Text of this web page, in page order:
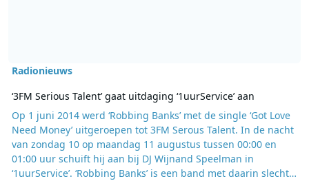
Radionieuws
‘3FM Serious Talent’ gaat uitdaging ‘1uurService’ aan
Op 1 juni 2014 werd ‘Robbing Banks’ met de single ‘Got Love
Need Money’ uitgeroepen tot 3FM Serous Talent. In de nacht
van zondag 10 op maandag 11 augustus tussen 00:00 en
01:00 uur schuift hij aan bij DJ Wijnand Speelman in
‘1uurService’. ‘Robbing Banks’ is een band met daarin slechts